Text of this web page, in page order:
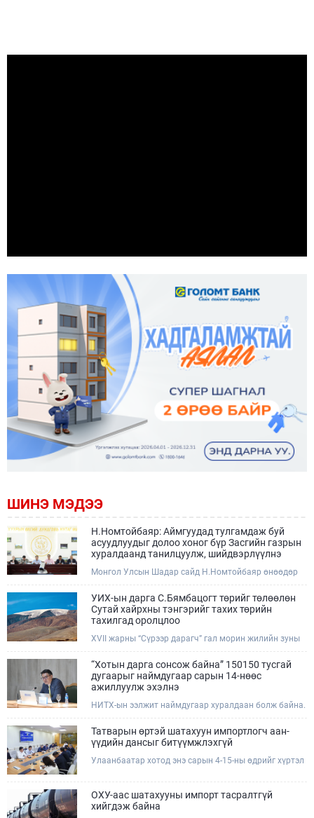
ШИНЭ МЭДЭЭ
Н.Номтойбаяр: Аймгуудад тулгамдаж буй
асуудлуудыг долоо хоног бүр Засгийн газрын
хуралдаанд танилцуулж, шийдвэрлүүлнэ
Монгол Улсын Шадар сайд Н.Номтойбаяр өнөөдөр
сайдын 10 дугаар албан даалгавар, Улсын Онцгой
комиссын даргын 3 дугаар тушаалын хүрээнд
Өмнөговь аймагт байгаль орчин, уул уурхайн 358
зөрчил илрүүлж, 200 гаруйг нь арилгуулаад байна.
УИХ-ын дарга С.Бямбацогт төрийг төлөөлөн
Сутай хайрхны тэнгэрийг тахих төрийн
тахилгад оролцлоо
XVII жарны “Сүрээр дарагч” гал морин жилийн зуны
өдөр /2026.08.06/ Сутай хайрхны тэнгэрийг тайх
төрийн тахилга боллоо.
“Хотын дарга сонсож байна” 150150 тусгай
дугаарыг наймдугаар сарын 14-нөөс
ажиллуулж эхэлнэ
НИТХ-ын ээлжит наймдугаар хуралдаан болж байна.
захиргааны байгууллага, албан тушаалтанд 2025,
2026 оны эхний хагас жилийн байдлаар иргэдээс
ирсэн өргөдөл, гомдлын шийдвэрлэлтийн тайлан
мэдээллийг сонслоо.
Татварын өртэй шатахуун импортлогч аан-
үүдийн дансыг битүүмжлэхгүй
Улаанбаатар хотод энэ сарын 4-15-ны өдрийг хүртэл
шатахуун түгээх станцуудын өдрийн борлуулалт хоёр
дахин буурч нэг машиныг цэнэглэх хурд нэмэгдсэн
ОХУ-аас шатахууны импорт тасралтгүй
хийгдэж байна